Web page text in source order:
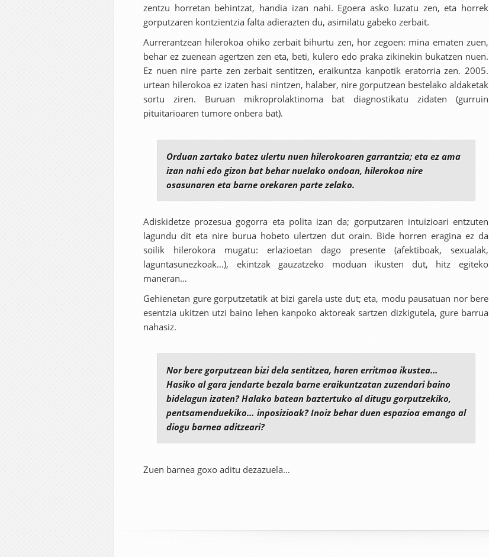
zentzu horretan behintzat, handia izan nahi. Egoera asko luzatu zen, eta horrek
gorputzaren kontzientzia falta adierazten du, asimilatu gabeko zerbait.
Aurrerantzean hilerokoa ohiko zerbait bihurtu zen, hor zegoen: mina ematen zuen,
behar ez zuenean agertzen zen eta, beti, kulero edo praka zikinekin bukatzen nuen.
Ez nuen nire parte zen zerbait sentitzen, eraikuntza kanpotik eratorria zen. 2005.
urtean hilerokoa ez izaten hasi nintzen, halaber, nire gorputzean bestelako aldaketak
sortu ziren. Buruan mikroprolaktinoma bat diagnostikatu zidaten (gurruin
pituitarioaren tumore onbera bat).
Orduan zartako batez ulertu nuen hilerokoaren garrantzia; eta ez ama
izan nahi edo gizon bat behar nuelako ondoan, hilerokoa nire
osasunaren eta barne orekaren parte zelako.
Adiskidetze prozesua gogorra eta polita izan da; gorputzaren intuizioari entzuten
lagundu dit eta nire burua hobeto ulertzen dut orain. Bide horren eragina ez da
soilik hilerokora mugatu: erlazioetan dago presente (afektiboak, sexualak,
laguntasunezkoak…), ekintzak gauzatzeko moduan ikusten dut, hitz egiteko
maneran…
Gehienetan gure gorputzetatik at bizi garela uste dut; eta, modu pausatuan nor bere
esentzia ukitzen utzi baino lehen kanpoko aktoreak sartzen dizkigutela, gure barrua
nahasiz.
Nor bere gorputzean bizi dela sentitzea, haren erritmoa ikustea…
Hasiko al gara jendarte bezala barne eraikuntzatan zuzendari baino
bidelagun izaten? Halako batean baztertuko al ditugu gorputzekiko,
pentsamenduekiko… inposizioak? Inoiz behar duen espazioa emango al
diogu barnea aditzeari?
Zuen barnea goxo aditu dezazuela…